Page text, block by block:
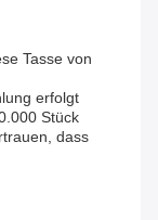
Tasse von
erfolgt
Stück
dass